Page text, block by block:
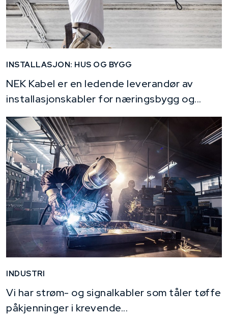
INSTALLASJON: HUS OG BYGG
NEK Kabel er en ledende leverandør av
installasjonskabler for næringsbygg og...
INDUSTRI
Vi har strøm- og signalkabler som tåler tøffe
påkjenninger i krevende...